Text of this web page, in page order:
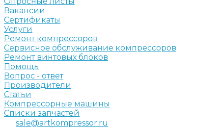
Вакансии
Сертификаты
Услуги
Ремонт компрессоров
Сервисное обслуживание компрессоров
Ремонт винтовых блоков
Помощь
Вопрос - ответ
Производители
Статьи
Компрессорные машины
Списки запчастей
sale@artkompressor.ru